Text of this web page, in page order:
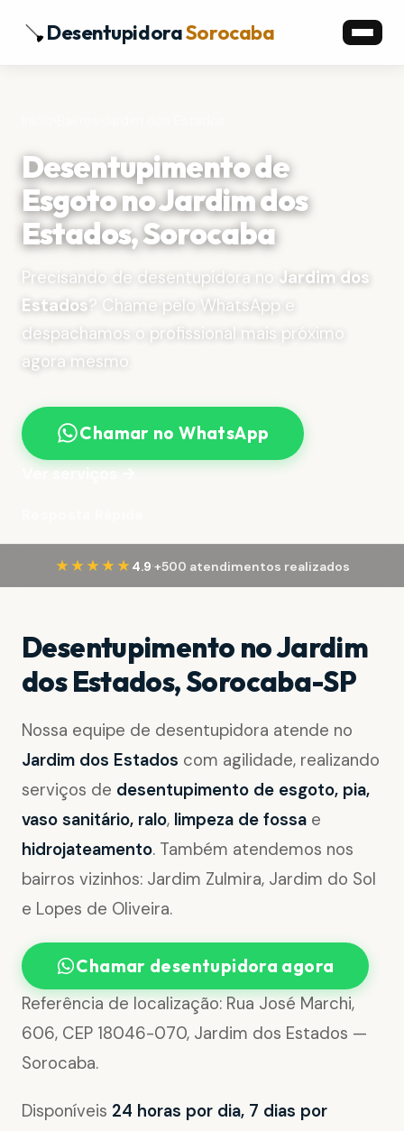
DesentupidoraSorocaba
Desentupimento de
Esgoto no Jardim dos
Estados, Sorocaba
Precisando de desentupidora no Jardim dos
Estados? Chame pelo WhatsApp e
despachamos o profissional mais próximo
agora mesmo.
Chamar no WhatsApp
Ver serviços →
★★★★★ 4.9·+500 atendimentos realizados
Desentupimento no Jardim
dos Estados, Sorocaba-SP
Nossa equipe de desentupidora atende no
Jardim dos Estados com agilidade, realizando
serviços de desentupimento de esgoto, pia,
vaso sanitário, ralo, limpeza de fossa e
hidrojateamento. Também atendemos nos
bairros vizinhos: Jardim Zulmira, Jardim do Sol
e Lopes de Oliveira.
Chamar desentupidora agora
Referência de localização: Rua José Marchi,
606, CEP 18046-070, Jardim dos Estados —
Sorocaba.
Disponíveis 24 horas por dia, 7 dias por